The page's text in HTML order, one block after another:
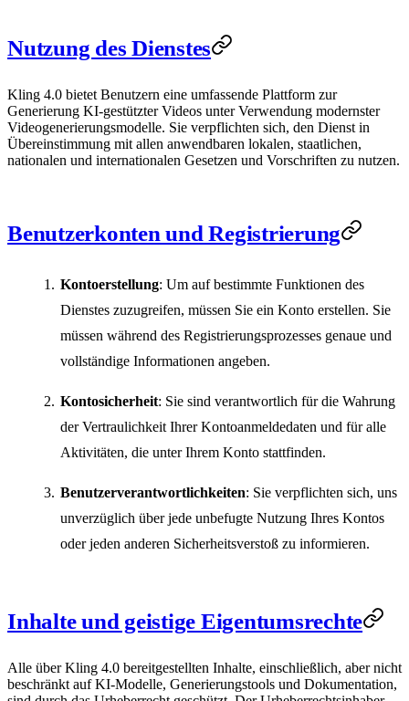
Nutzung des Dienstes
Kling 4.0 bietet Benutzern eine umfassende Plattform zur
Generierung KI-gestützter Videos unter Verwendung modernster
Videogenerierungsmodelle. Sie verpflichten sich, den Dienst in
Übereinstimmung mit allen anwendbaren lokalen, staatlichen,
nationalen und internationalen Gesetzen und Vorschriften zu nutzen.
Benutzerkonten und Registrierung
Kontoerstellung: Um auf bestimmte Funktionen des
Dienstes zuzugreifen, müssen Sie ein Konto erstellen. Sie
müssen während des Registrierungsprozesses genaue und
vollständige Informationen angeben.
Kontosicherheit: Sie sind verantwortlich für die Wahrung
der Vertraulichkeit Ihrer Kontoanmeldedaten und für alle
Aktivitäten, die unter Ihrem Konto stattfinden.
Benutzerverantwortlichkeiten: Sie verpflichten sich, uns
unverzüglich über jede unbefugte Nutzung Ihres Kontos
oder jeden anderen Sicherheitsverstoß zu informieren.
Inhalte und geistige Eigentumsrechte
Alle über Kling 4.0 bereitgestellten Inhalte, einschließlich, aber nicht
beschränkt auf KI-Modelle, Generierungstools und Dokumentation,